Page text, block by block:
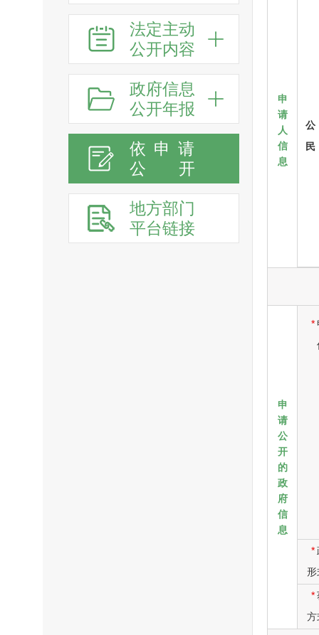
法定主动
公开内容
政府信息
公开年报
依申请
公
开
地方部门
平台链接
申
请
人
信
息
公
民
申
请
公
开
的
政
府
信
息
*
*
形
*
方